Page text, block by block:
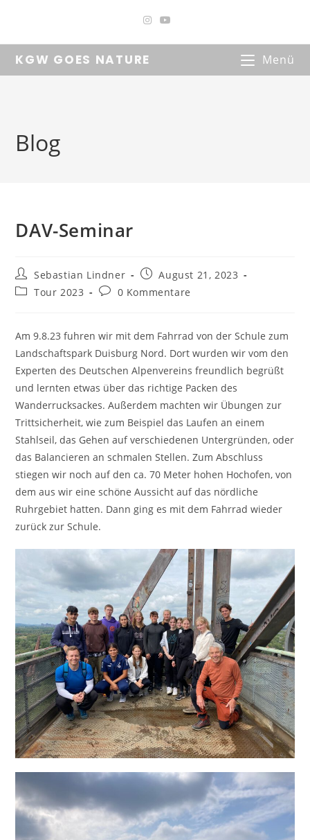
springen
KGW GOES NATURE Menü
Blog
DAV-Seminar
Beitrags-
Autor:
Sebastian Lindner
Beitrag
veröffentlicht:
August 21, 2023
Beitrags-
Tour 2023
Beitrags-
0 Kommentare
Am 9.8.23 fuhren wir mit dem Fahrrad von der Schule zum
Landschaftspark Duisburg Nord. Dort wurden wir vom den
Experten des Deutschen Alpenvereins freundlich begrüßt
und lernten etwas über das richtige Packen des
Wanderrucksackes. Außerdem machten wir Übungen zur
Trittsicherheit, wie zum Beispiel das Laufen an einem
Stahlseil, das Gehen auf verschiedenen Untergründen, oder
das Balancieren an schmalen Stellen. Zum Abschluss
stiegen wir noch auf den ca. 70 Meter hohen Hochofen, von
dem aus wir eine schöne Aussicht auf das nördliche
Ruhrgebiet hatten. Dann ging es mit dem Fahrrad wieder
zurück zur Schule.